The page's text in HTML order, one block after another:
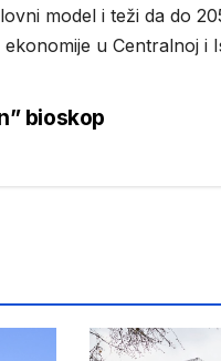
model i teži da do
u Centralnoj i
bioskop